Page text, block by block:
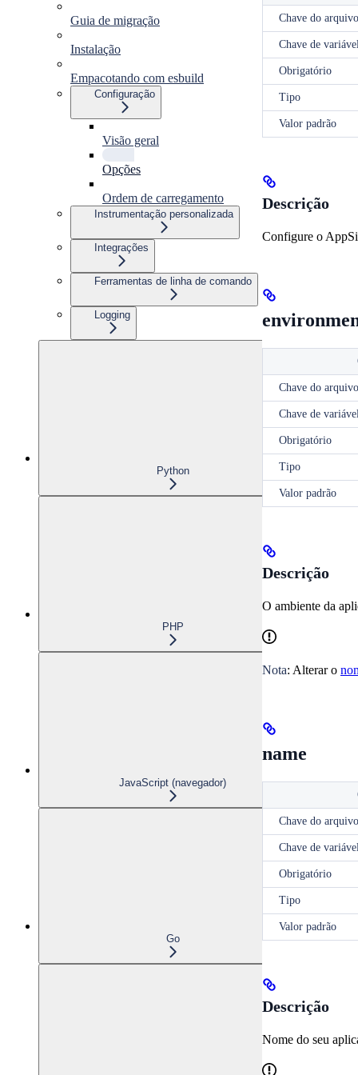
Guia de migração
Instalação
Empacotando com esbuild
Configuração
Visão geral
Opções
Ordem de carregamento
Instrumentação personalizada
Integrações
Ferramentas de linha de comando
Logging
Python
PHP
JavaScript (navegador)
Go
Chave do
Chave de
Obrigatório
Tipo
Valor padrão
Descrição
Configure o
Chave do
Chave de
Obrigatório
Tipo
Valor padrão
Descrição
O ambiente da
Nota: Alterar o
name
Chave do
Chave de
Obrigatório
Tipo
Valor padrão
Descrição
Nome do seu